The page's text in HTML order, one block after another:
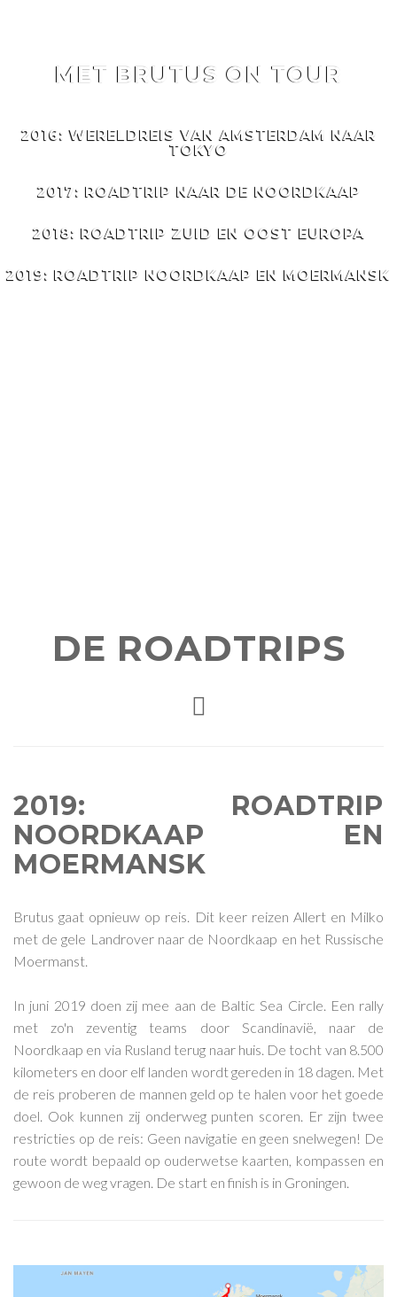
MET BRUTUS ON TOUR
2016: WERELDREIS VAN AMSTERDAM NAAR
TOKYO
2017: ROADTRIP NAAR DE NOORDKAAP
2018: ROADTRIP ZUID EN OOST EUROPA
2019: ROADTRIP NOORDKAAP EN MOERMANSK
DE ROADTRIPS
2019: ROADTRIP
NOORDKAAP EN
MOERMANSK
Brutus gaat opnieuw op reis. Dit keer reizen Allert en Milko
met de gele Landrover naar de Noordkaap en het Russische
Moermanst.
In juni 2019 doen zij mee aan de Baltic Sea Circle. Een rally
met zo'n zeventig teams door Scandinavië, naar de
Noordkaap en via Rusland terug naar huis. De tocht van 8.500
kilometers en door elf landen wordt gereden in 18 dagen. Met
de reis proberen de mannen geld op te halen voor het goede
doel. Ook kunnen zij onderweg punten scoren. Er zijn twee
restricties op de reis: Geen navigatie en geen snelwegen! De
route wordt bepaald op ouderwetse kaarten, kompassen en
gewoon de weg vragen. De start en finish is in Groningen.